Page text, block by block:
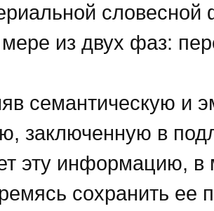
из двух фаз:
семантическую и
заключенную в
эту информацию,
сохранить ее